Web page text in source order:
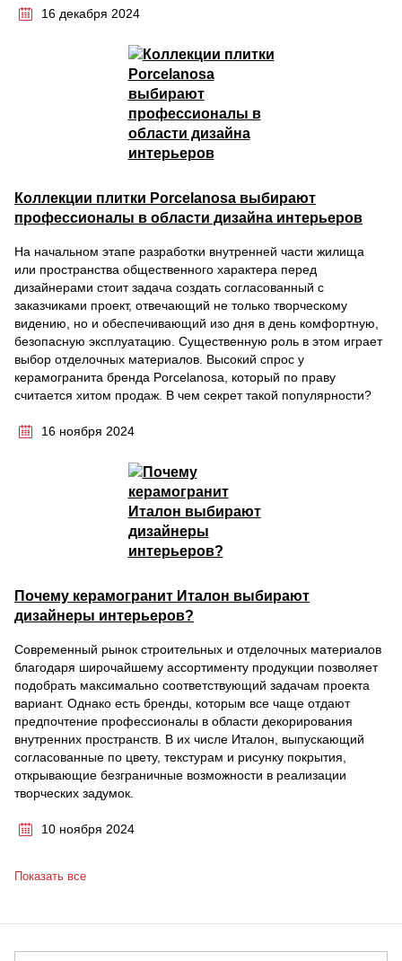
16 декабря 2024
Коллекции плитки Porcelanosa выбирают
профессионалы в области дизайна интерьеров
На начальном этапе разработки внутренней части жилища
или пространства общественного характера перед
дизайнерами стоит задача создать согласованный с
заказчиками проект, отвечающий не только творческому
видению, но и обеспечивающий изо дня в день комфортную,
безопасную эксплуатацию. Существенную роль в этом играет
выбор отделочных материалов. Высокий спрос у
керамогранита бренда Porcelanosa, который по праву
считается хитом продаж. В чем секрет такой популярности?
16 ноября 2024
Почему керамогранит Италон выбирают
дизайнеры интерьеров?
Современный рынок строительных и отделочных материалов
благодаря широчайшему ассортименту продукции позволяет
подобрать максимально соответствующий задачам проекта
вариант. Однако есть бренды, которым все чаще отдают
предпочтение профессионалы в области декорирования
внутренних пространств. В их числе Италон, выпускающий
согласованные по цвету, текстурам и рисунку покрытия,
открывающие безграничные возможности в реализации
творческих задумок.
10 ноября 2024
Показать все